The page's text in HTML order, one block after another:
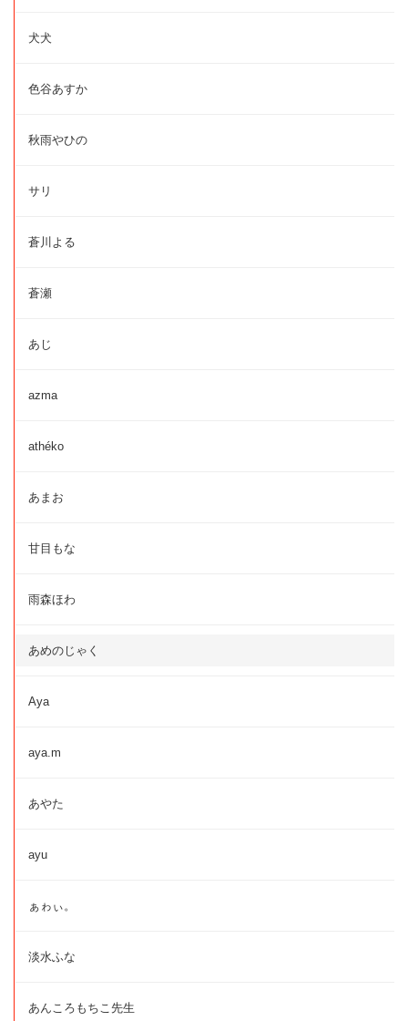
犬犬
色谷あすか
秋雨やひの
サリ
蒼川よる
蒼瀬
あじ
azma
athéko
あまお
甘目もな
雨森ほわ
あめのじゃく
Aya
aya.m
あやた
ayu
ぁゎぃ。
淡水ふな
あんころもちこ先生